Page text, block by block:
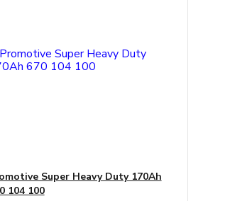
Super Heavy Duty 170Ah
104 100